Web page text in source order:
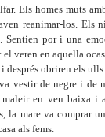
Els homes muts
reanimar-los. Els
Sentien por i una
veren en aquella
després obriren els ulls.
vestir de negre i de
en veu baixa i
mare va comprar
als fems.